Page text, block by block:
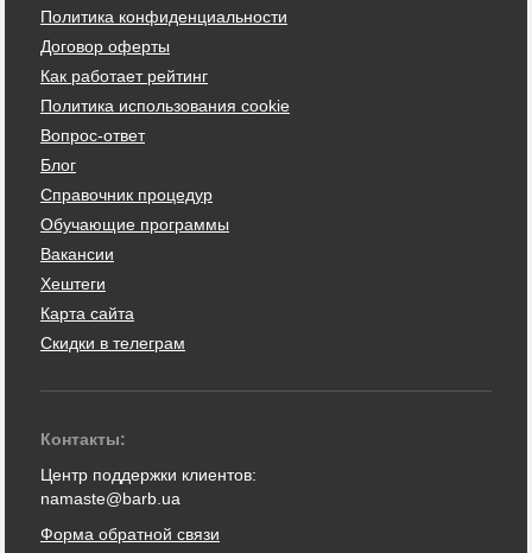
Политика конфиденциальности
Договор оферты
Как работает рейтинг
Политика использования cookie
Вопрос-ответ
Блог
Справочник процедур
Обучающие программы
Вакансии
Хештеги
Карта сайта
Скидки в телеграм
Контакты:
Центр поддержки клиентов:
namaste@barb.ua
Форма обратной связи